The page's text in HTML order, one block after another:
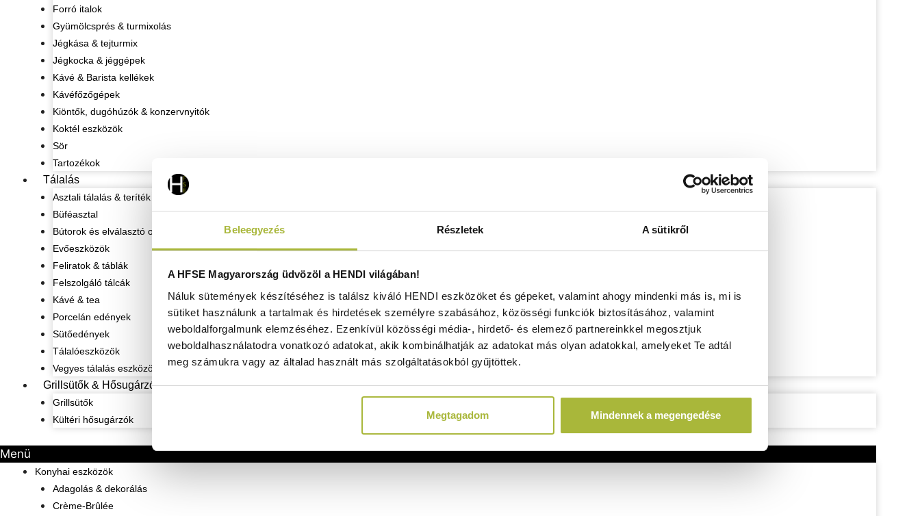
Beleegyezés Részletek A sütikről
A HFSE Magyarország üdvözöl a HENDI világában!
Náluk sütemények készítéséhez is találsz kiváló HENDI eszközöket és gépeket, valamint ahogy mindenki más is, mi is
sütiket használunk a tartalmak és hirdetések személyre szabásához, közösségi funkciók biztosításához, valamint
weboldalforgalmunk elemzéséhez. Ezenkívül közösségi média-, hirdető- és elemező partnereinkkel megosztjuk
weboldalhasználatodra vonatkozó adatokat, akik kombinálhatják az adatokat más olyan adatokkal, amelyeket Te adtál
meg számukra vagy az általad használt más szolgáltatásokból gyűjtöttek.
Megtagadom Mindennek a megengedése
Forró italok
Gyümölcsprés & turmixolás
Jégkása & tejturmix
Jégkocka & jéggépek
Kávé & Barista kellékek
Kávéfőzőgépek
Kiöntők, dugóhúzók & konzervnyitók
Koktél eszközök
Sör
Tartozékok
Tálalás
Asztali tálalás & teríték
Büféasztal
Bútorok és elválasztó oszlopok
Evőeszközök
Feliratok & táblák
Felszolgáló tálcák
Kávé & tea
Porcelán edények
Sütőedények
Tálalóeszközök
Vegyes tálalás eszközök
Grillsütők & Hősugárzók
Grillsütők
Kültéri hősugárzók
Menü
Konyhai eszközök
Adagolás & dekorálás
Crème-Brûlée